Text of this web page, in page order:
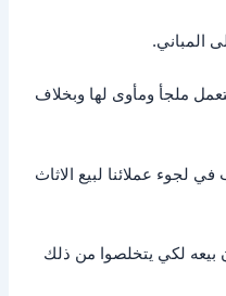
المباني.
ملجأ ومأوى لها وبخلاف
لجوء عملائنا لبيع الاثاث
بيعه لكي يتخلصوا من ذلك